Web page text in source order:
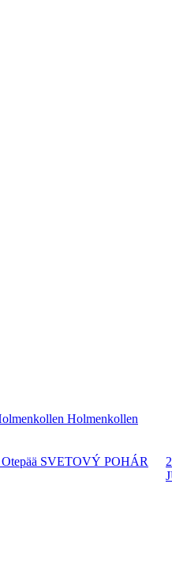
Holmenkollen
Otepää SVETOVÝ POHÁR